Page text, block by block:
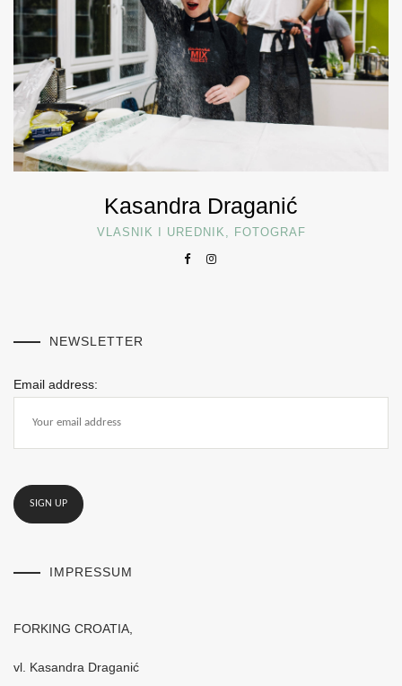
Kasandra Draganić
VLASNIK I UREDNIK, FOTOGRAF
NEWSLETTER
Email address:
IMPRESSUM
FORKING CROATIA,
vl. Kasandra Draganić